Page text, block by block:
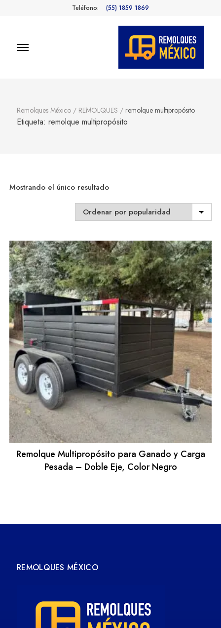
Teléfono: (55) 1859 1869
Remolques México / REMOLQUES / remolque multipropósito
Etiqueta: remolque multipropósito
Mostrando el único resultado
Remolque Multipropósito para Ganado y Carga
Pesada – Doble Eje, Color Negro
REMOLQUES MÉXICO